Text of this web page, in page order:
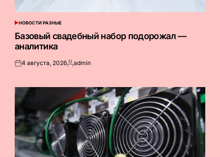
ОПУБЛИКОВАНО
В
НОВОСТИ РАЗНЫЕ
Базовый свадебный набор подорожал —
аналитика
Опубликовано
4 августа, 2026Запись
admin